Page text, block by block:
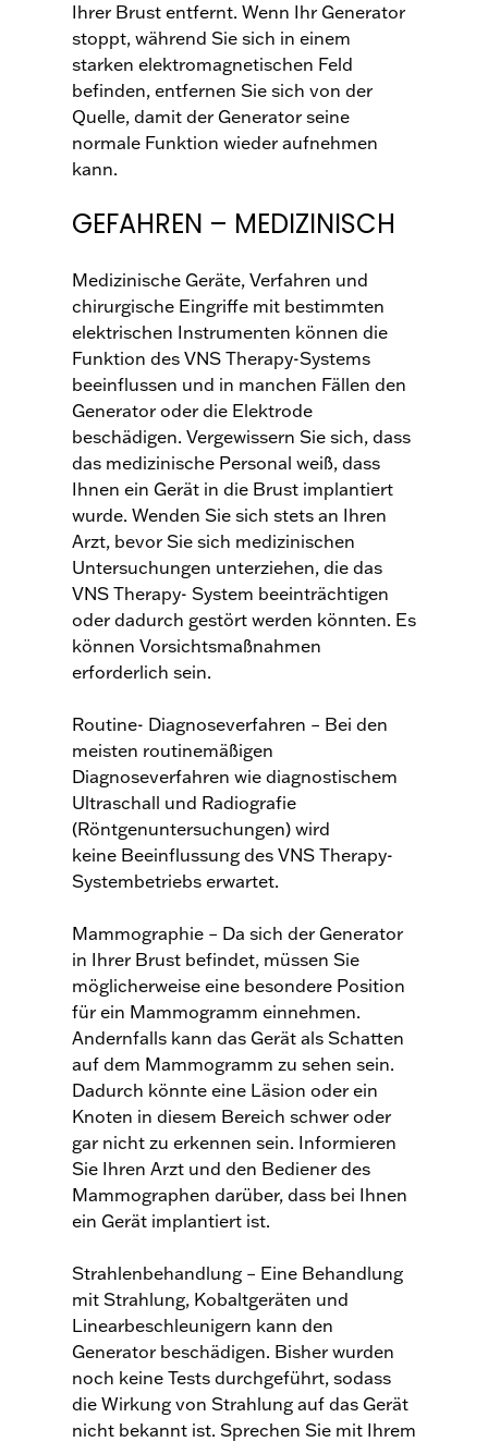
Ihrer Brust entfernt. Wenn Ihr Generator
stoppt, während Sie sich in einem
starken elektromagnetischen Feld
befinden, entfernen Sie sich von der
Quelle, damit der Generator seine
normale Funktion wieder aufnehmen
kann.
GEFAHREN – MEDIZINISCH
Medizinische Geräte, Verfahren und
chirurgische Eingriffe mit bestimmten
elektrischen Instrumenten können die
Funktion des VNS Therapy-Systems
beeinflussen und in manchen Fällen den
Generator oder die Elektrode
beschädigen. Vergewissern Sie sich, dass
das medizinische Personal weiß, dass
Ihnen ein Gerät in die Brust implantiert
wurde. Wenden Sie sich stets an Ihren
Arzt, bevor Sie sich medizinischen
Untersuchungen unterziehen, die das
VNS Therapy- System beeinträchtigen
oder dadurch gestört werden könnten. Es
können Vorsichtsmaßnahmen
erforderlich sein.
Routine- Diagnoseverfahren – Bei den
meisten routinemäßigen
Diagnoseverfahren wie diagnostischem
Ultraschall und Radiografie
(Röntgenuntersuchungen) wird
keine Beeinflussung des VNS Therapy-
Systembetriebs erwartet.
Mammographie – Da sich der Generator
in Ihrer Brust befindet, müssen Sie
möglicherweise eine besondere Position
für ein Mammogramm einnehmen.
Andernfalls kann das Gerät als Schatten
auf dem Mammogramm zu sehen sein.
Dadurch könnte eine Läsion oder ein
Knoten in diesem Bereich schwer oder
gar nicht zu erkennen sein. Informieren
Sie Ihren Arzt und den Bediener des
Mammographen darüber, dass bei Ihnen
ein Gerät implantiert ist.
Strahlenbehandlung – Eine Behandlung
mit Strahlung, Kobaltgeräten und
Linearbeschleunigern kann den
Generator beschädigen. Bisher wurden
noch keine Tests durchgeführt, sodass
die Wirkung von Strahlung auf das Gerät
nicht bekannt ist. Sprechen Sie mit Ihrem